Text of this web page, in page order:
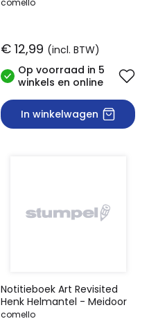
comello
€ 12,99 (incl. BTW)
Op voorraad in 5
winkels en online
In winkelwagen
Notitieboek Art Revisited
Henk Helmantel - Meidoor
comello